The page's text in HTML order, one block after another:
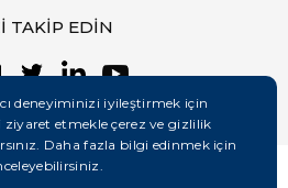
TAKİP EDİN
deneyiminizi iyileştirmek için
etmekle çerez ve gizlilik
Daha fazla bilgi edinmek için